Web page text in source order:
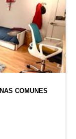
COMUNES